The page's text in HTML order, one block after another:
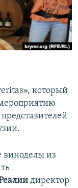
который
виноделы из
директор